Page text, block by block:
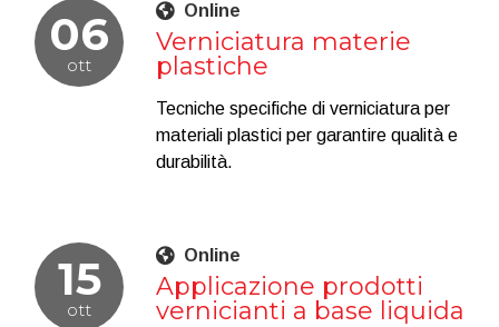
06
ott
Online
Verniciatura materie
plastiche
Tecniche specifiche di verniciatura per
materiali plastici per garantire qualità e
durabilità.
15
ott
Online
Applicazione prodotti
vernicianti a base liquida